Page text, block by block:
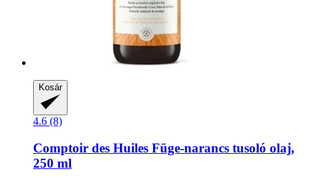
Kosár
4.6 (8)
Comptoir des Huiles Füge-​narancs tusoló olaj,
250 ml